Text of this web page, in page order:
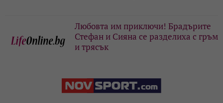
Любовта им приключи! Брадърите
Стефан и Сияна се разделиха с гръм
и трясък